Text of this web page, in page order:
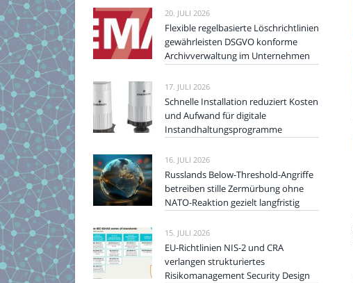
20. JULI 2026
Flexible regelbasierte Löschrichtlinien
gewährleisten DSGVO konforme
Archivverwaltung im Unternehmen
17. JULI 2026
Schnelle Installation reduziert Kosten
und Aufwand für digitale
Instandhaltungsprogramme
16. JULI 2026
Russlands Below-Threshold-Angriffe
betreiben stille Zermürbung ohne
NATO-Reaktion gezielt langfristig
15. JULI 2026
EU-Richtlinien NIS-2 und CRA
verlangen strukturiertes
Risikomanagement Security Design